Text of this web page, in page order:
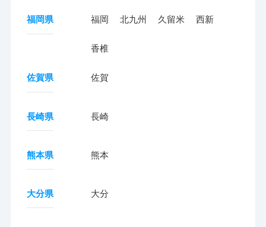
福岡県 福岡 北九州 久留米 西新
香椎
佐賀県 佐賀
長崎県 長崎
熊本県 熊本
大分県 大分